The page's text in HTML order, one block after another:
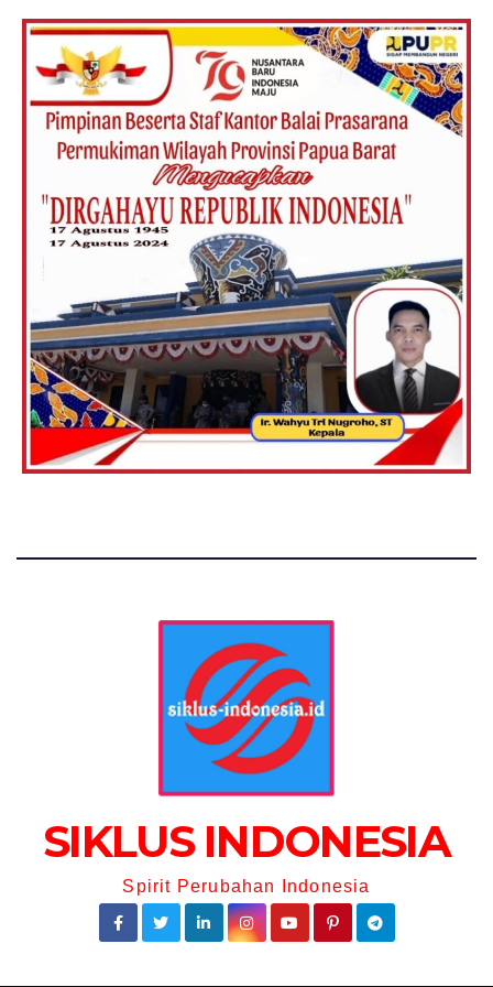
SIKLUS INDONESIA
Spirit Perubahan Indonesia